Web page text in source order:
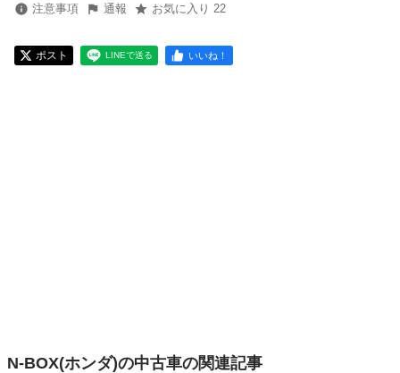
注意事項 通報 お気に入り 22
ポスト LINEで送る いいね！
N-BOX(ホンダ)の中古車の関連記事